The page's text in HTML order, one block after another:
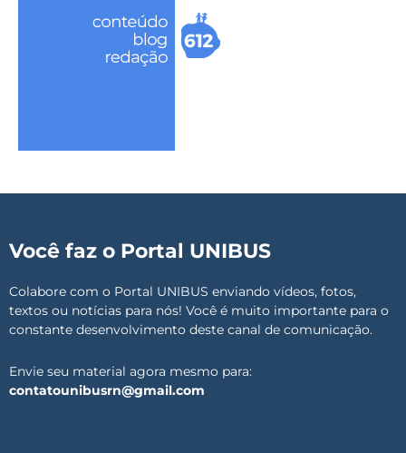
Você faz o Portal UNIBUS
Colabore com o Portal UNIBUS enviando vídeos, fotos,
textos ou notícias para nós! Você é muito importante para o
constante desenvolvimento deste canal de comunicação.
Envie seu material agora mesmo para:
contatounibusrn@gmail.com